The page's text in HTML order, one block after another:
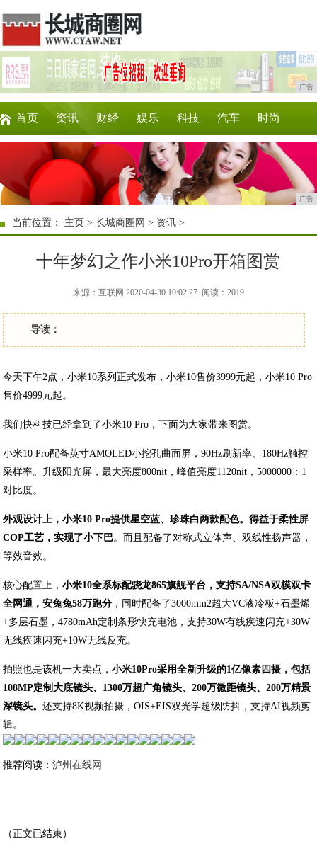
广告
首页 资讯 财经 娱乐 科技 汽车 时尚
游戏 美食 商讯 消费 购物
广告
当前位置： 主页 >长城商圈网 > 资讯 >
十年梦幻之作小米10Pro开箱图赏
来源：互联网 2020-04-30 10:02:27 阅读：2019
导读：
今天下午2点，小米10系列正式发布，小米10售价3999元起，小米10 Pro
售价4999元起。
我们快科技已经拿到了小米10 Pro，下面为大家带来图赏。
小米10 Pro配备英寸AMOLED小挖孔曲面屏，90Hz刷新率、180Hz触控
采样率。升级阳光屏，最大亮度800nit，峰值亮度1120nit，5000000：1
对比度。
外观设计上，小米10 Pro提供星空蓝、珍珠白两款配色。得益于柔性屏
COP工艺，实现了小下巴。而且配备了对称式立体声、双线性扬声器，
等效音效。
核心配置上，小米10全系标配骁龙865旗舰平台，支持SA/NSA双模双卡
全网通，安兔兔58万跑分 ，同时配备了3000mm2超大VC液冷板+石墨烯
+多层石墨，4780mAh定制条形快充电池，支持30W有线疾速闪充+30W
无线疾速闪充+10W无线反充。
拍照也是该机一大卖点，小米10Pro采用全新升级的1亿像素四摄，包括
108MP定制大底镜头、1300万超广角镜头、200万微距镜头、200万精景
深镜头。还支持8K视频拍摄，OIS+EIS双光学超级防抖，支持AI视频剪
辑。
推荐阅读：泸州在线网
（正文已结束）